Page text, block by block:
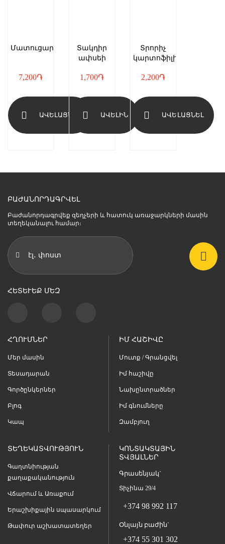
Մատուցարան(կլոր)
7,200֏
ԱՎԵԼԱՑՆԵԼ
Տակդիր
ափսեի
1,700֏
ԱՎԵԼԻՆ
Տրորիչ
կարտոֆիլի
2,200֏
ԱՎԵԼԱՑՆԵԼ
ԲԱԺԱՆՈՐԴԱԳՐՎԵԼ
Բաժանորդագրվեք զեղչերի և հատուկ առաջարկների մասին
տեղեկանալու համար։
ՀԵՏԵՒԵՔ ՄԵԶ
ՀՂՈՒՄՆԵՐ
Մեր մասին
Տեսադարան
Գործընկերներ
Բլոգ
Կապ
ԻՄ ՀԱՇԻՎԸ
Մուտք / Գրանցվել
Իմ հաշիվը
Նախընտրածներ
Իմ գնումները
Զամբյուղ
ՏԵՂԵԿԱՏՎՈՒԹՅՈՒՆ
Գաղտնիության
քաղաքականություն
Վճարում և Առաքում
Երաշխիքային սպասարկում
Թափուր աշխատատեղեր
ԿՈՆՏԱԿՏԱՅԻՆ
ՏՎՅԱԼՆԵՐ
Գրասենյակ`
Տիչինա 29/4
+374 98 992 117
Օնլայն բաժին`
+374 55 301 302